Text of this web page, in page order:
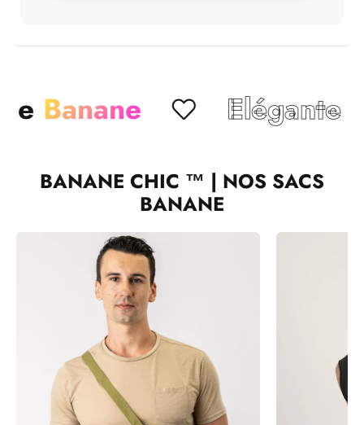
Elégante
BANANE CHIC ™ | NOS SACS
BANANE